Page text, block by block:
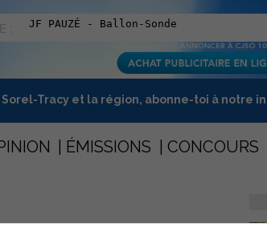
:
Sorel-Tracy et la région, abonne-toi à notre
ÉMISSIONS CONCOURS